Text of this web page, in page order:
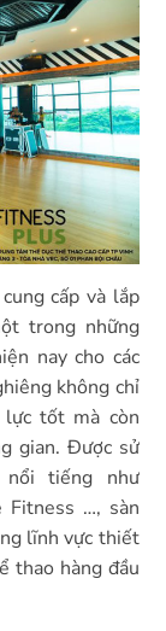
cấp và lắp
trong những
nay cho các
không chỉ
lực tốt mà còn
gian. Được sử
tiếng như
Fitness …, sàn
lĩnh vực thiết
thao hàng đầu